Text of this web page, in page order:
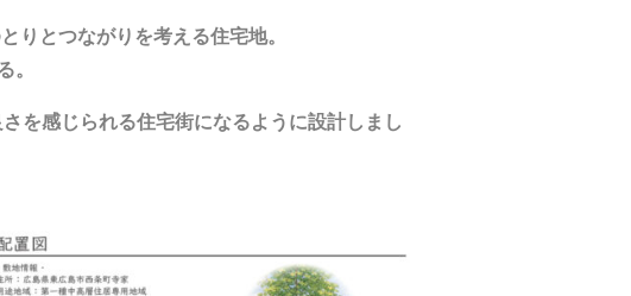
りとつながりを考える住宅地。
。
を感じられる住宅街になるように設計しまし